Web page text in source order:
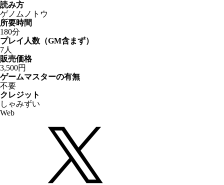
読み方
ゲノムノトウ
所要時間
180分
プレイ人数（GM含まず）
7人
販売価格
3,500円
ゲームマスターの有無
不要
クレジット
しゃみずい
Web